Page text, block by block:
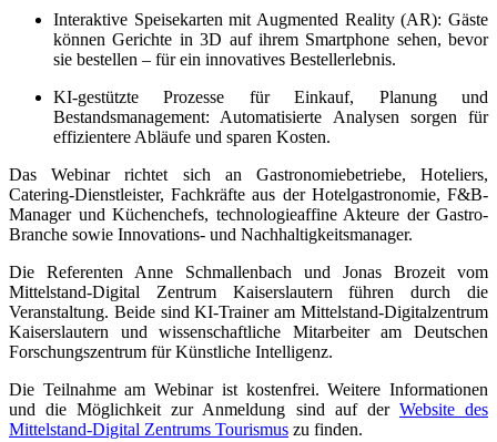
Interaktive Speisekarten mit Augmented Reality (AR): Gäste
können Gerichte in 3D auf ihrem Smartphone sehen, bevor
sie bestellen – für ein innovatives Bestellerlebnis.
KI-gestützte Prozesse für Einkauf, Planung und
Bestandsmanagement: Automatisierte Analysen sorgen für
effizientere Abläufe und sparen Kosten.
Das Webinar richtet sich an Gastronomiebetriebe, Hoteliers,
Catering-Dienstleister, Fachkräfte aus der Hotelgastronomie, F&B-
Manager und Küchenchefs, technologieaffine Akteure der Gastro-
Branche sowie Innovations- und Nachhaltigkeitsmanager.
Die Referenten Anne Schmallenbach und Jonas Brozeit vom
Mittelstand-Digital Zentrum Kaiserslautern führen durch die
Veranstaltung. Beide sind KI-Trainer am Mittelstand-Digitalzentrum
Kaiserslautern und wissenschaftliche Mitarbeiter am Deutschen
Forschungszentrum für Künstliche Intelligenz.
Die Teilnahme am Webinar ist kostenfrei. Weitere Informationen
und die Möglichkeit zur Anmeldung sind auf der Website des
Mittelstand-Digital Zentrums Tourismus zu finden.